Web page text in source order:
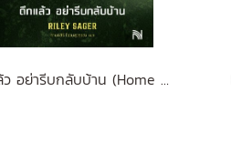
ดึกแล้ว อย่ารีบกลับบ้าน (Home Before Dark)